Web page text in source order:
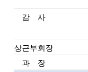
감 사
상근부회장
과 장